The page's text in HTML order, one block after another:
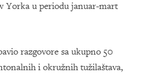
Yorka u periodu januar-mart
razgovore sa ukupno 50
i okružnih tužilaštava,